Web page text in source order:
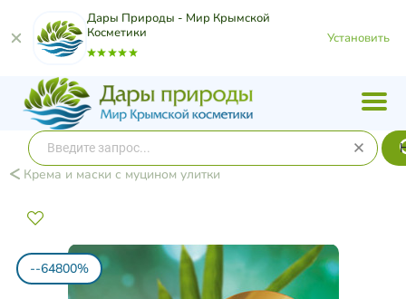
Дары Природы - Мир Крымской
Косметики
Установить
Крема и маски с муцином улитки
--64800%